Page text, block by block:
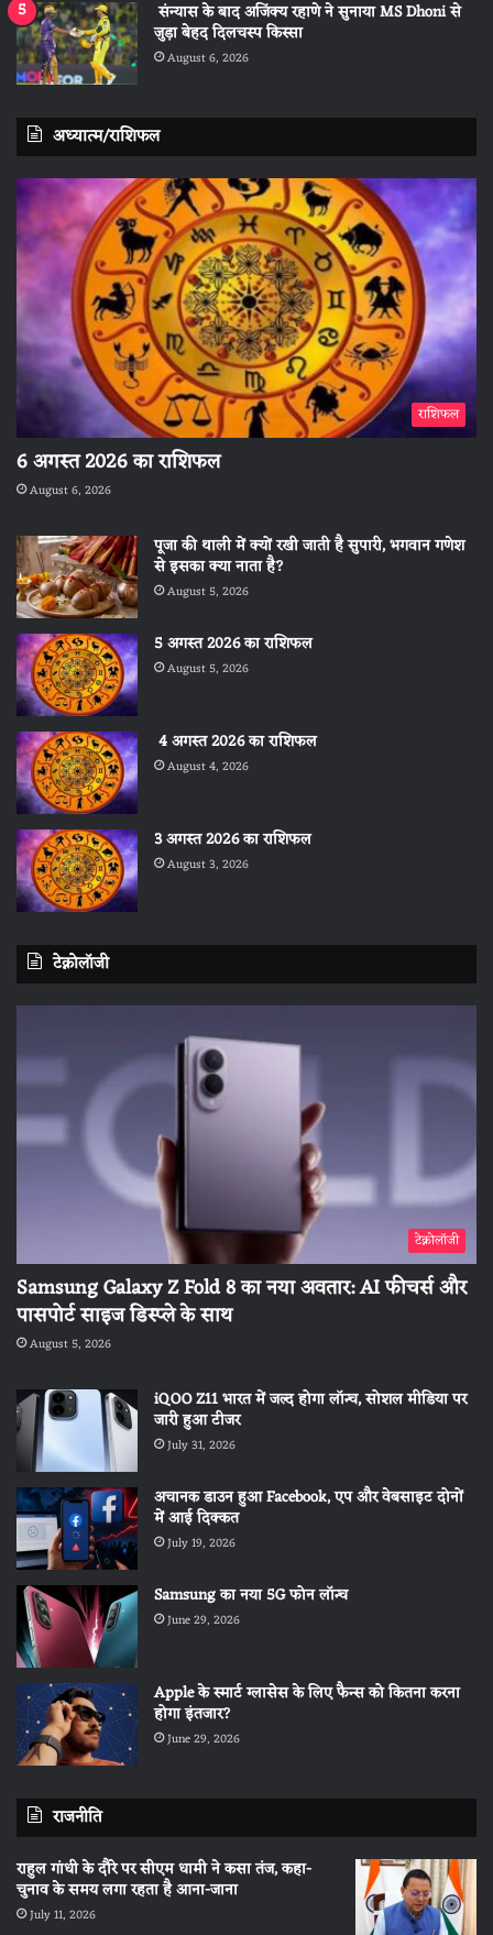
संन्यास के बाद अजिंक्‍य रहाणे ने सुनाया MS Dhoni से
जुड़ा बेहद दिलचस्प किस्सा
August 6, 2026
अध्यात्म/राशिफल
राशिफल
6 अगस्त 2026 का राशिफल
August 6, 2026
पूजा की थाली में क्यों रखी जाती है सुपारी, भगवान गणेश
से इसका क्या नाता है?
August 5, 2026
5 अगस्त 2026 का राशिफल
August 5, 2026
4 अगस्त 2026 का राशिफल
August 4, 2026
3 अगस्त 2026 का राशिफल
August 3, 2026
टेक्नोलॉजी
टेक्नोलॉजी
Samsung Galaxy Z Fold 8 का नया अवतार: AI फीचर्स और
पासपोर्ट साइज डिस्प्ले के साथ
August 5, 2026
iQOO Z11 भारत में जल्द होगा लॉन्च, सोशल मीडिया पर
जारी हुआ टीजर
July 31, 2026
अचानक डाउन हुआ Facebook, एप और वेबसाइट दोनों
में आई दिक्कत
July 19, 2026
Samsung का नया 5G फोन लॉन्च
June 29, 2026
Apple के स्मार्ट ग्लासेस के लिए फैन्स को कितना करना
होगा इंतजार?
June 29, 2026
राजनीति
राहुल गांधी के दौरे पर सीएम धामी ने कसा तंज, कहा-
चुनाव के समय लगा रहता है आना-जाना
July 11, 2026